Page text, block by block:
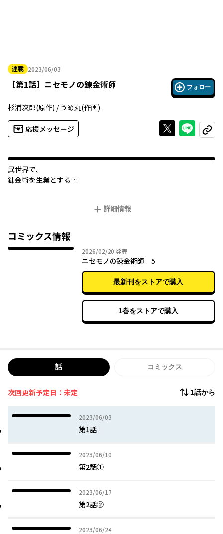
連載 2023/06/03
2023年06月03日
【第1話】 ニセモノの錬金術師 フォロー
杉浦次郎(原作) / うめ丸(作画)
応援メッセージ Xで投稿する
ライン
コピー
異世界で、
錬金術を生業とする
錬金術×呪術×奴隷×エルフ×転生×神様×チート×バトル……
ファンタジーのすべてが詰まった作品が、圧倒的筆致により連載
詳細情報
コミックス情報
2026/02/20 2026年02月20日
発売
ニセモノの錬金術師 5
最新刊をストアで購入
1巻をストアで購入
話 コミックス
次回更新予定日：未定 1話から
2023/06/03
2023年06月03日
第1話
2023/06/10
2023年06月10日
第2話①
2023/06/17
2023年06月17日
第2話②
2023/06/24
2023年06月24日